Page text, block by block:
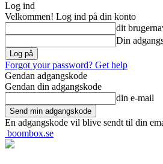
Log ind
Velkommen! Log ind på din konto
dit
Din
Forgot your password? Get help
Gendan adgangskode
Gendan din adgangskode
din e-mail
En adgangskode vil blive sendt til din
boombox.se